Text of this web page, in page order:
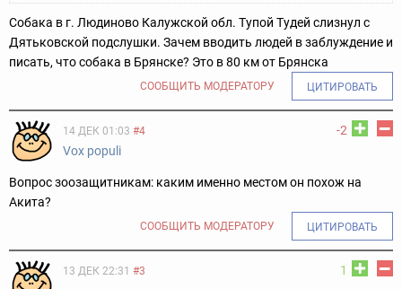
Собака в г. Людиново Калужской обл. Тупой Тудей слизнул с
Дятьковской подслушки. Зачем вводить людей в заблуждение и
писать, что собака в Брянске? Это в 80 км от Брянска
СООБЩИТЬ МОДЕРАТОРУ ЦИТИРОВАТЬ
-2
14 ДЕК 01:03 #4
Vox populi
Вопрос зоозащитникам: каким именно местом он похож на
Акита?
СООБЩИТЬ МОДЕРАТОРУ ЦИТИРОВАТЬ
1
13 ДЕК 22:31 #3